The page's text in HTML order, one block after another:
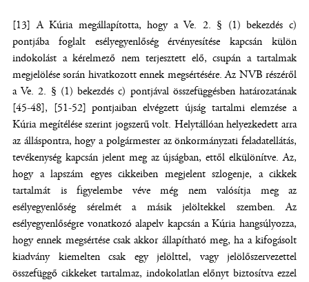
[13] A Kúria megállapította, hogy a Ve. 2. § (1) bekezdés c)
pontjába foglalt esélyegyenlőség érvényesítése kapcsán külön
indokolást a kérelmező nem terjesztett elő, csupán a tartalmak
megjelölése során hivatkozott ennek megsértésére. Az NVB részéről
a Ve. 2. § (1) bekezdés c) pontjával összefüggésben határozatának
[45-48], [51-52] pontjaiban elvégzett újság tartalmi elemzése a
Kúria megítélése szerint jogszerű volt. Helytállóan helyezkedett arra
az álláspontra, hogy a polgármester az önkormányzati feladatellátás,
tevékenység kapcsán jelent meg az újságban, ettől elkülönítve. Az,
hogy a lapszám egyes cikkeiben megjelent szlogenje, a cikkek
tartalmát is figyelembe véve még nem valósítja meg az
esélyegyenlőség sérelmét a másik jelöltekkel szemben. Az
esélyegyenlőségre vonatkozó alapelv kapcsán a Kúria hangsúlyozza,
hogy ennek megsértése csak akkor állapítható meg, ha a kifogásolt
kiadvány kiemelten csak egy jelölttel, vagy jelölőszervezettel
összefüggő cikkeket tartalmaz, indokolatlan előnyt biztosítva ezzel